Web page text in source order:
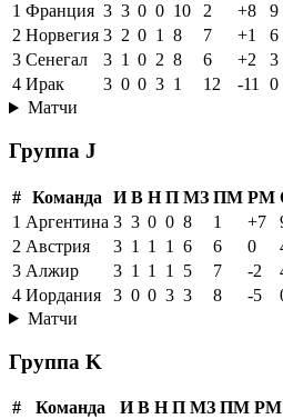
1 Франция 3 3 0 0 10 2 +8
9
2 Норвегия 3 2 0 1 8 7 +1
6
3 Сенегал 3 1 0 2 8 6 +2
3
4 Ирак 3 0 0 3 1 12 -11 0
Матчи
Группа J
# Команда И В Н П МЗ ПМ РМ
1 Аргентина 3 3 0 0 8 1 +7
2 Австрия 3 1 1 1 6 6 0
3 Алжир 3 1 1 1 5 7 -2
4 Иордания 3 0 0 3 3 8 -5
Матчи
Группа K
# Команда И В Н П МЗ ПМ РМ